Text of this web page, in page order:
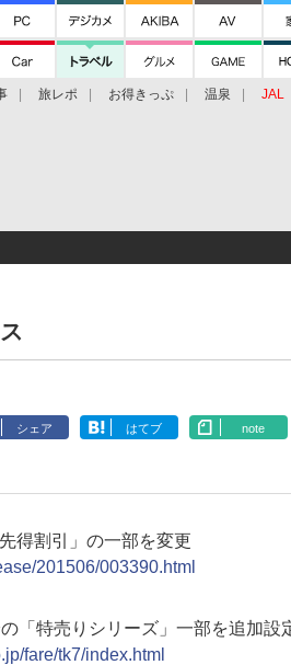
旅レポ お得きっぷ 温泉 JAL
シェア はてブ note
得割引」の一部を変更
201506/003390.html
「特売りシリーズ」一部を追加設
fare/tk7/index.html